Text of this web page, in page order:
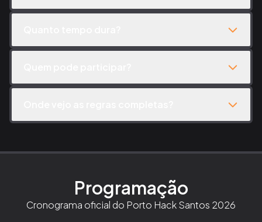
Programação
Cronograma oficial do Porto Hack Santos 2026